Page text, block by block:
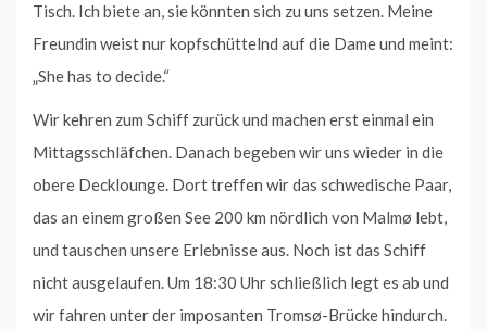
Tisch. Ich biete an, sie könnten sich zu uns setzen. Meine
Freundin weist nur kopfschüttelnd auf die Dame und meint:
„She has to decide.“
Wir kehren zum Schiff zurück und machen erst einmal ein
Mittagsschläfchen. Danach begeben wir uns wieder in die
obere Decklounge. Dort treffen wir das schwedische Paar,
das an einem großen See 200 km nördlich von Malmø lebt,
und tauschen unsere Erlebnisse aus. Noch ist das Schiff
nicht ausgelaufen. Um 18:30 Uhr schließlich legt es ab und
wir fahren unter der imposanten Tromsø-Brücke hindurch.